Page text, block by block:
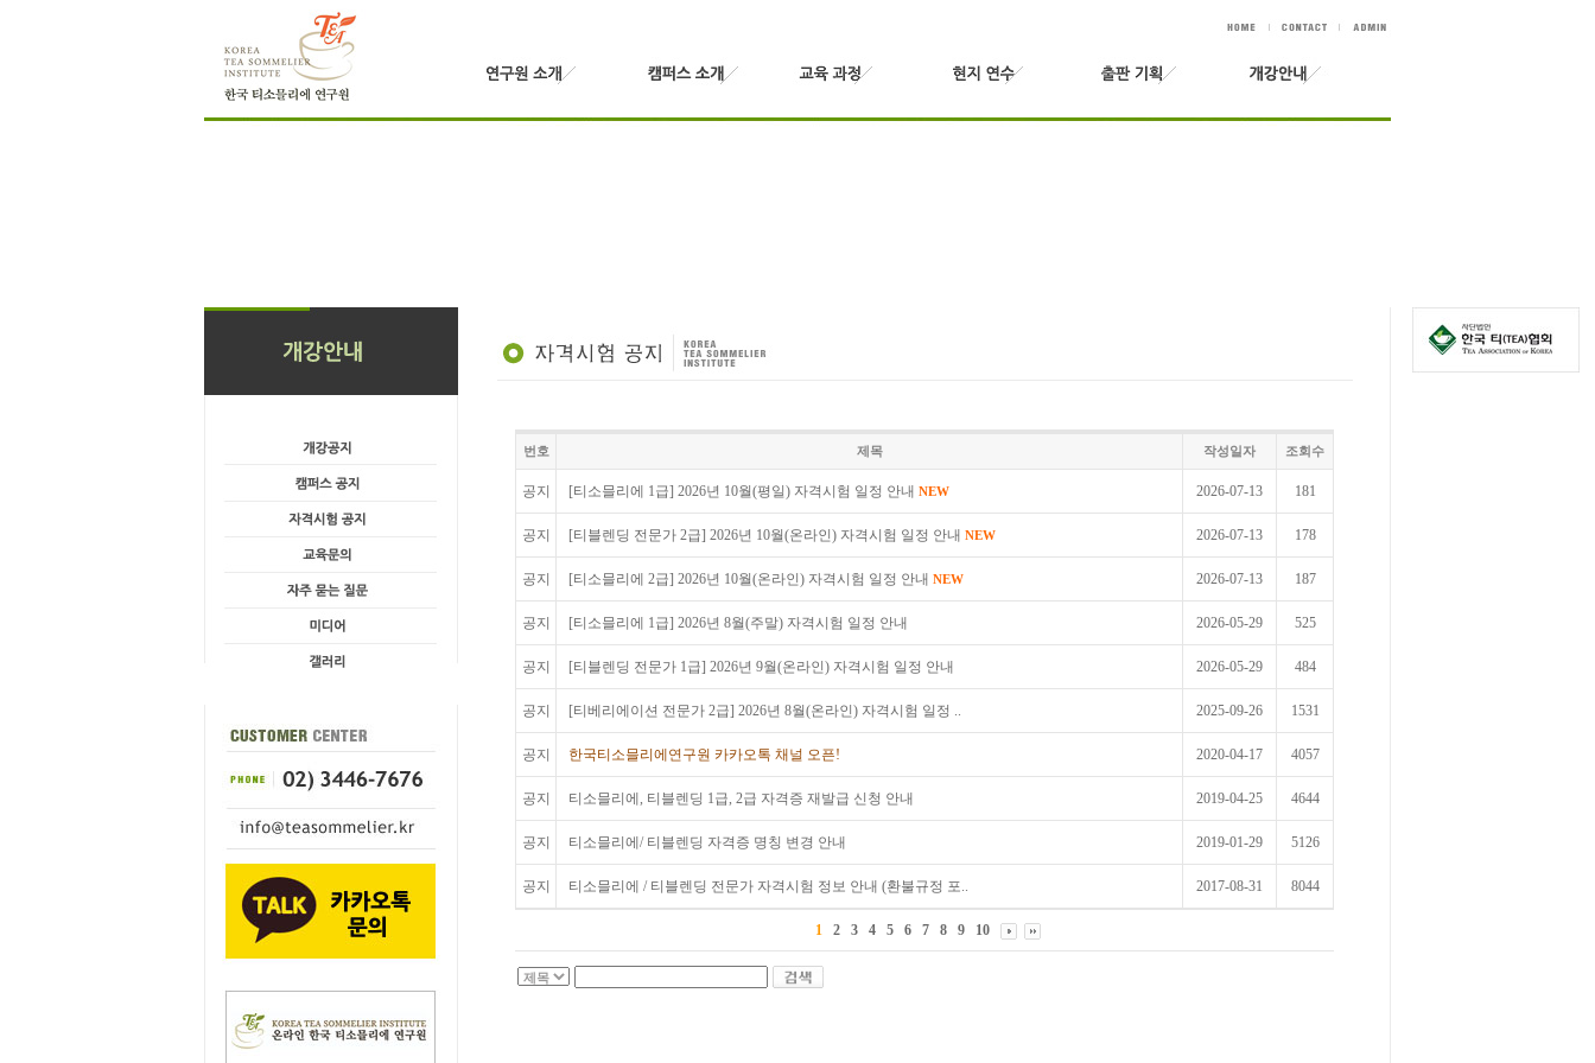
번호 제목 작성일자 조회수
공지 [티소믈리에 1급] 2026년 10월(평일) 자격시험 일정 안내 NEW 2026-07-13 181
공지 [티블렌딩 전문가 2급] 2026년 10월(온라인) 자격시험 일정 안내 NEW 2026-07-13 178
공지 [티소믈리에 2급] 2026년 10월(온라인) 자격시험 일정 안내 NEW 2026-07-13 187
공지 [티소믈리에 1급] 2026년 8월(주말) 자격시험 일정 안내 2026-05-29 525
공지 [티블렌딩 전문가 1급] 2026년 9월(온라인) 자격시험 일정 안내 2026-05-29 484
공지 [티베리에이션 전문가 2급] 2026년 8월(온라인) 자격시험 일정 .. 2025-09-26 1531
공지 한국티소믈리에연구원 카카오톡 채널 오픈! 2020-04-17 4057
공지 티소믈리에, 티블렌딩 1급, 2급 자격증 재발급 신청 안내 2019-04-25 4644
공지 티소믈리에/ 티블렌딩 자격증 명칭 변경 안내 2019-01-29 5126
공지 티소믈리에 / 티블렌딩 전문가 자격시험 정보 안내 (환불규정 포.. 2017-08-31 8044
1 2 3 4 5 6 7 8 9 10